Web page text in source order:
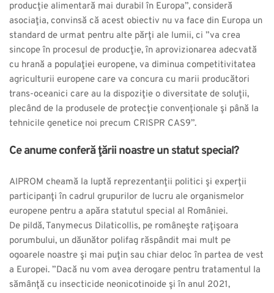
producţie alimentară mai durabil în Europa”, consideră
asociaţia, convinsă că acest obiectiv nu va face din Europa un
standard de urmat pentru alte părţi ale lumii, ci ”va crea
sincope în procesul de producţie, în aprovizionarea adecvată
cu hrană a populaţiei europene, va diminua competitivitatea
agriculturii europene care va concura cu marii producători
trans-oceanici care au la dispoziţie o diversitate de soluţii,
plecând de la produsele de protecţie convenţionale şi până la
tehnicile genetice noi precum CRISPR CAS9”.
Ce anume conferă ţării noastre un statut special?
AIPROM cheamă la luptă reprezentanţii politici şi experţii
participanţi în cadrul grupurilor de lucru ale organismelor
europene pentru a apăra statutul special al României.
De pildă, Tanymecus Dilaticollis, pe româneşte raţişoara
porumbului, un dăunător polifag răspândit mai mult pe
ogoarele noastre şi mai puţin sau chiar deloc în partea de vest
a Europei. ”Dacă nu vom avea derogare pentru tratamentul la
sămânţă cu insecticide neonicotinoide şi în anul 2021,